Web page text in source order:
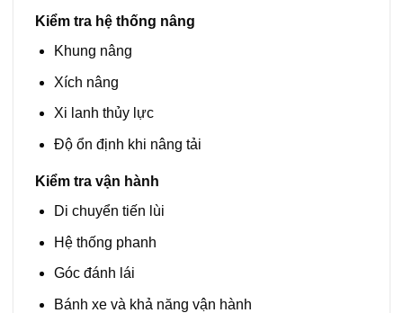
Kiểm tra hệ thống nâng
Khung nâng
Xích nâng
Xi lanh thủy lực
Độ ổn định khi nâng tải
Kiểm tra vận hành
Di chuyển tiến lùi
Hệ thống phanh
Góc đánh lái
Bánh xe và khả năng vận hành